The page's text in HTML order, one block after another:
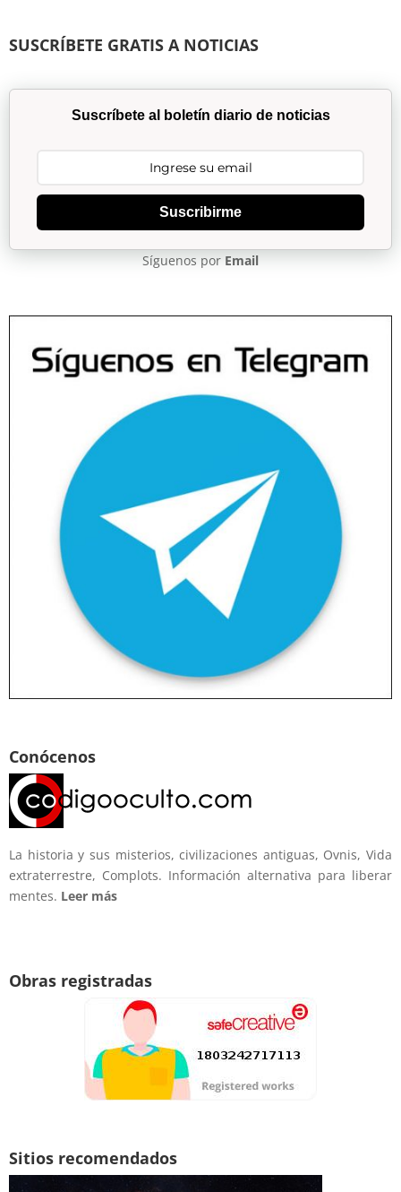
SUSCRÍBETE GRATIS A NOTICIAS
Suscríbete al boletín diario de noticias
Suscribirme
Síguenos por Email
Conócenos
La historia y sus misterios, civilizaciones antiguas, Ovnis, Vida
extraterrestre, Complots. Información alternativa para liberar
mentes. Leer más
Obras registradas
Sitios recomendados